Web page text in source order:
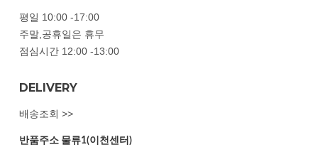
평일 10:00 -17:00
주말,공휴일은 휴무
점심시간 12:00 -13:00
DELIVERY
배송조회 >>
반품주소 물류1(이천센터)